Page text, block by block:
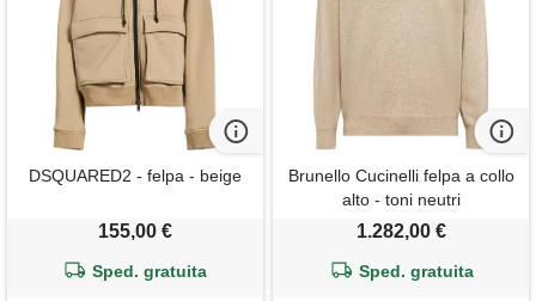
DSQUARED2 - felpa - beige
155,00 €
Sped. gratuita
Brunello Cucinelli felpa a collo
alto - toni neutri
1.282,00 €
Sped. gratuita